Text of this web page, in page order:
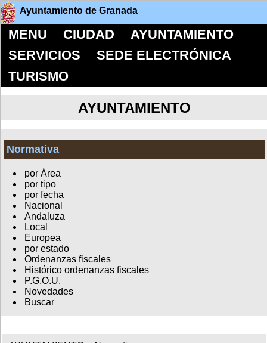
Ayuntamiento de Granada
MENU CIUDAD
AYUNTAMIENTO
SERVICIOS
SEDE ELECTRÓNICA
TURISMO
AYUNTAMIENTO
Normativa
por Área
por tipo
por fecha
Nacional
Andaluza
Local
Europea
por estado
Ordenanzas fiscales
Histórico ordenanzas fiscales
P.G.O.U.
Novedades
Buscar